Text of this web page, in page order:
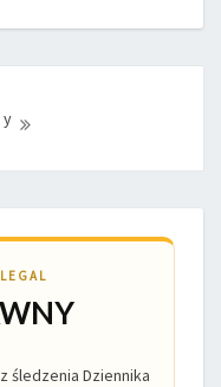
śledzenia Dziennika